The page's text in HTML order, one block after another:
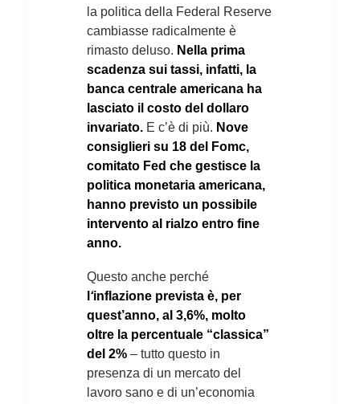
la politica della Federal Reserve
cambiasse radicalmente è
rimasto deluso. Nella prima
scadenza sui tassi, infatti, la
banca centrale americana ha
lasciato il costo del dollaro
invariato. E c’è di più. Nove
consiglieri su 18 del Fomc,
comitato Fed che gestisce la
politica monetaria americana,
hanno previsto un possibile
intervento al rialzo entro fine
anno.
Questo anche perché
‘inflazione prevista è, per
quest’anno, al 3,6%, molto
oltre la percentuale “classica”
del 2% – tutto questo in
presenza di un mercato del
lavoro sano e di un’economia